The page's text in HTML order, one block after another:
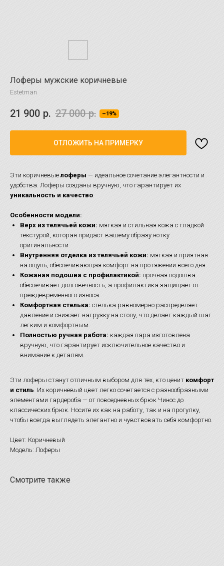
Лоферы мужские коричневые
Estetman
21 900 р. 27 000 р. –19%
ОТЛОЖИТЬ НА ПРИМЕРКУ
Эти коричневыелоферы — идеальное сочетание элегантности и
удобства. Лоферы созданы вручную, что гарантирует их
уникальность и качество.
Особенности модели:
Верх из телячьей кожи: мягкая и стильная кожа с гладкой
текстурой, которая придаст вашему образу нотку
оригинальности.
Внутренняя отделка из телячьей кожи: мягкая и приятная
на ощупь, обеспечивающая комфорт на протяжении всего дня.
Кожаная подошва с профилактикой: прочная подошва
обеспечивает долговечность, а профилактика защищает от
преждевременного износа.
Комфортная стелька: стелька равномерно распределяет
давление и снижает нагрузку на стопу, что делает каждый шаг
легким и комфортным.
Полностью ручная работа: каждая пара изготовлена
вручную, что гарантирует исключительное качество и
внимание к деталям.
Эти лоферы станут отличным выбором для тех, кто ценит комфорт
и стиль. Их коричневый цвет легко сочетается с разнообразными
элементами гардероба — от повседневных брюк Чинос до
классических брюк. Носите их как на работу, так и на прогулку,
чтобы всегда выглядеть элегантно и чувствовать себя комфортно.
Цвет: Коричневый
Модель: Лоферы
Смотрите также